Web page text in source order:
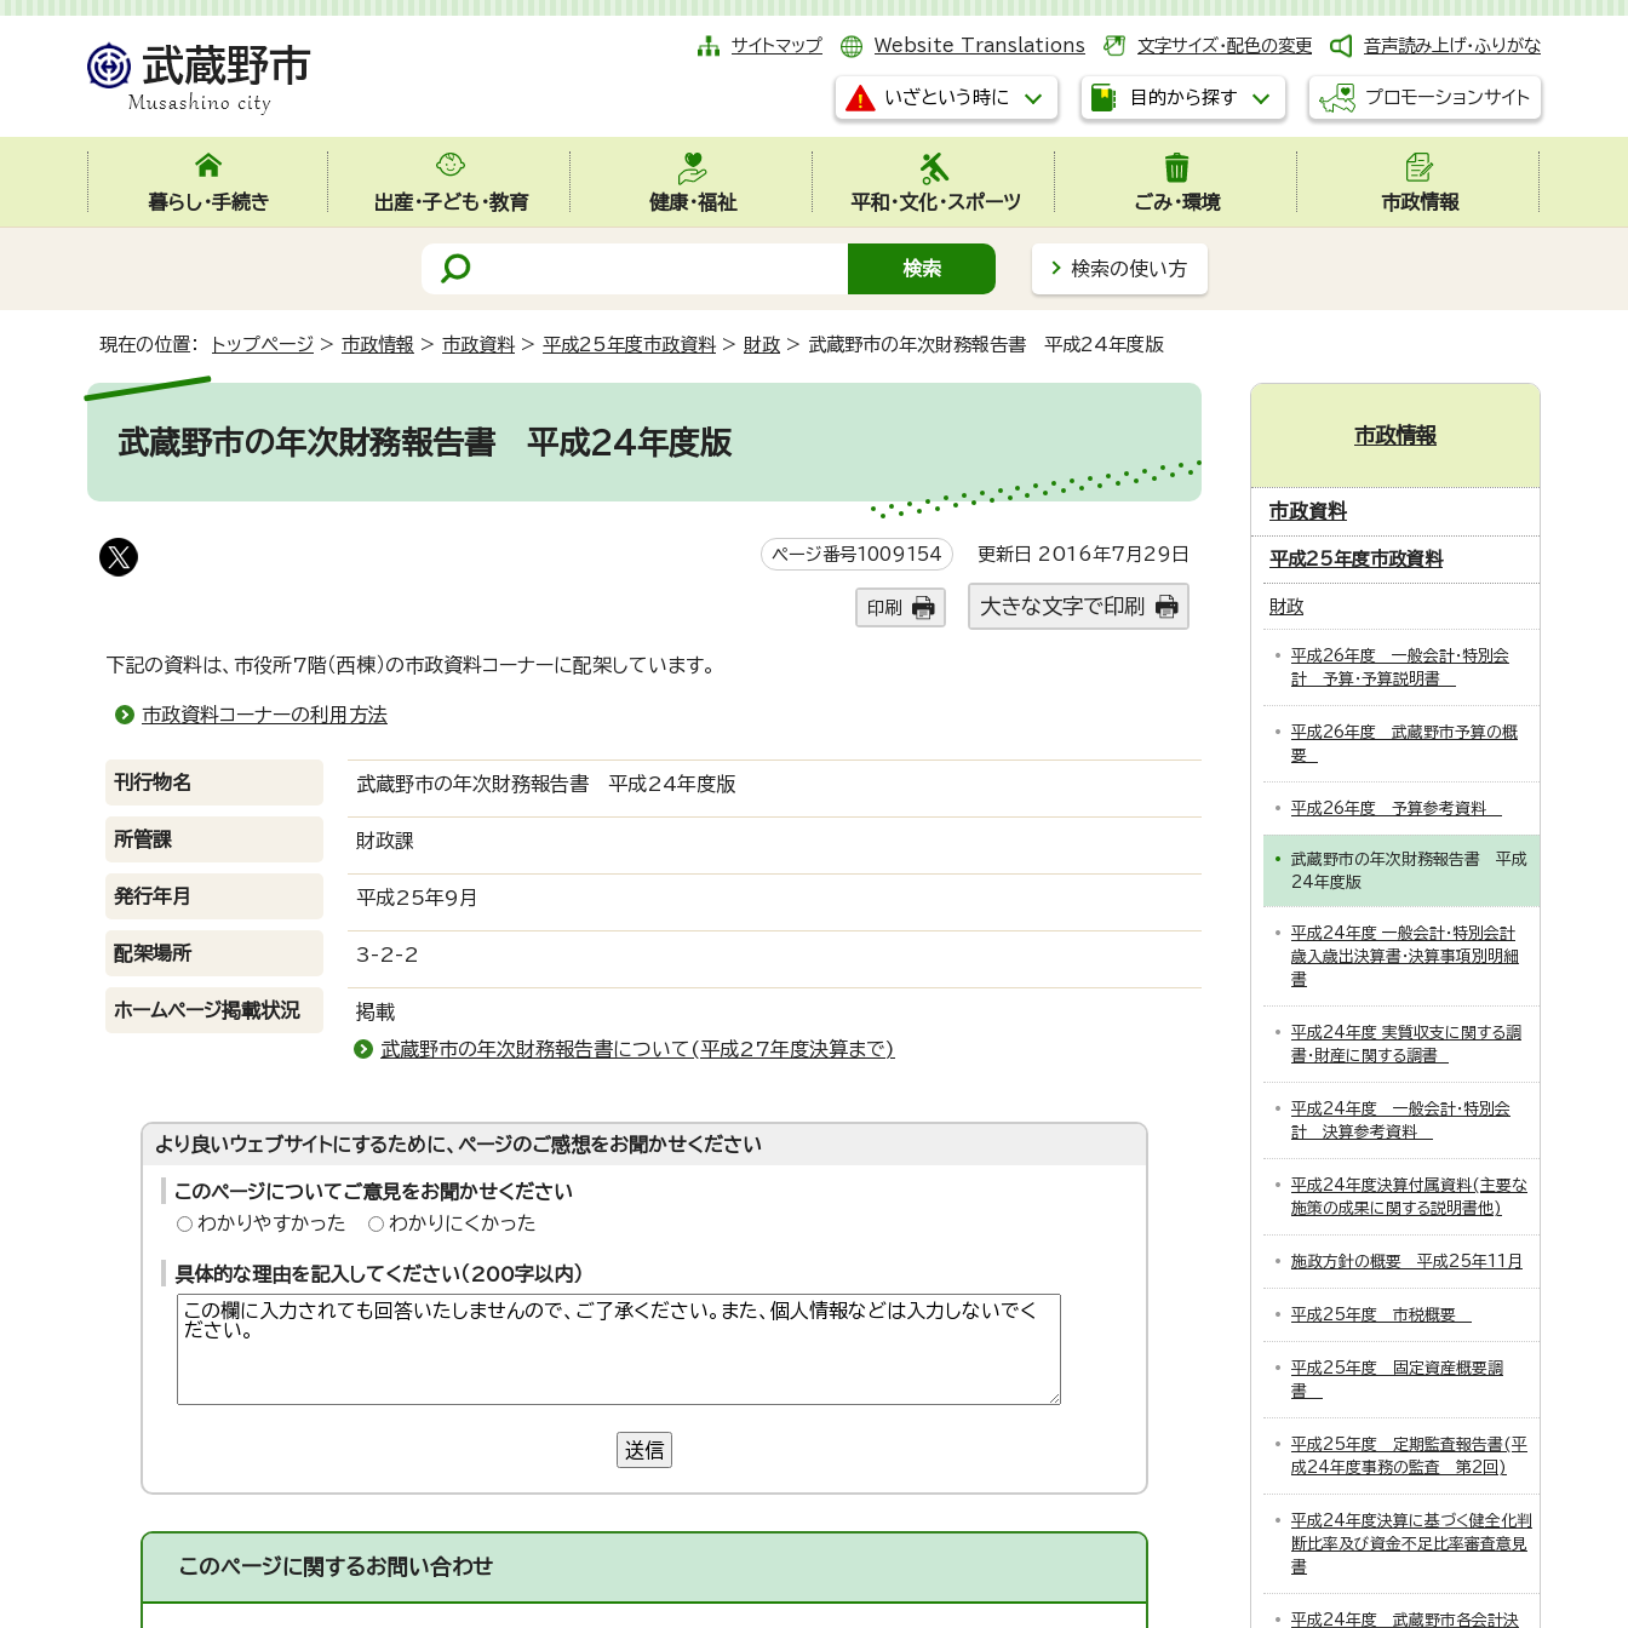
サイトマップ Website Translations 文字サイズ・配色の変更 音声読み上げ・ふりがな
いざという時に 目的から探す プロモーションサイト
暮らし・手続き 出産・子ども・教育 健康・福祉 平和・文化・スポーツ ごみ・環境 市政情報
検索の使い方
現在の位置： トップページ > 市政情報 > 市政資料 > 平成25年度市政資料 > 財政 > 武蔵野市の年次財務報告書 平成24年度版
武蔵野市の年次財務報告書 平成24年度版
ページ番号1009154 更新日 2016年7月29日
印刷 大きな文字で印刷
下記の資料は、市役所7階（西棟）の市政資料コーナーに配架しています。
市政資料コーナーの利用方法
刊行物名 武蔵野市の年次財務報告書 平成24年度版
所管課 財政課
発行年月 平成25年9月
配架場所 3-2-2
ホームページ掲載状況
掲載
武蔵野市の年次財務報告書について(平成27年度決算まで)
より良いウェブサイトにするために、ページのご感想をお聞かせください
このページについてご意見をお聞かせください
わかりやすかった
わかりにくかった
具体的な理由を記入してください（200字以内）
送信
このページに関するお問い合わせ
市政情報
市政資料
平成25年度市政資料
財政
平成26年度 一般会計・特別会
計 予算・予算説明書
平成26年度 武蔵野市予算の概
要
平成26年度 予算参考資料
武蔵野市の年次財務報告書 平成
24年度版
平成24年度 一般会計・特別会計
歳入歳出決算書・決算事項別明細
書
平成24年度 実質収支に関する調
書・財産に関する調書
平成24年度 一般会計・特別会
計 決算参考資料
平成24年度決算付属資料(主要な
施策の成果に関する説明書他)
施政方針の概要 平成25年11月
平成25年度 市税概要
平成25年度 固定資産概要調
書
平成25年度 定期監査報告書(平
成24年度事務の監査 第2回)
平成24年度決算に基づく健全化判
断比率及び資金不足比率審査意見
書
平成24年度 武蔵野市各会計決